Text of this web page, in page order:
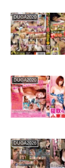
DUGA2020
DUGA2020
DUGA2026